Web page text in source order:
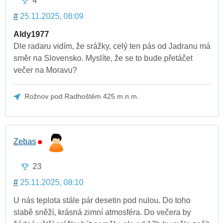
# 25.11.2025, 08:09
Aldy1977
Dle radaru vidím, že srážky, celý ten pás od Jadranu má
směr na Slovensko. Myslíte, že se to bude přetáčet
večer na Moravu?
Rožnov pod Radhoštěm 425 m.n.m.
Zebas
23
# 25.11.2025, 08:10
U nás teplota stále pár desetin pod nulou. Do toho
slabě sněží, krásná zimní atmosféra. Do večera by